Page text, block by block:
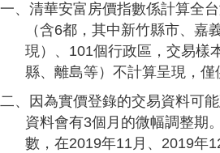
一、清華安富房價指數係計算全
（含6都，其中新竹縣市、嘉
現）、101個行政區，交易樣
縣、離島等）不計算呈現，僅
二、因為實價登錄的交易資料可
資料會有3個月的微幅調整期
數，在2019年11月、2019年